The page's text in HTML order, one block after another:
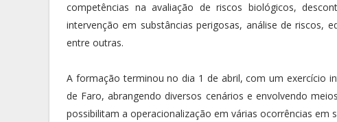
competências na avaliação de riscos biológicos,
intervenção em substâncias perigosas, análise de riscos,
entre outras.
A formação terminou no dia 1 de abril, com um exercício
de Faro, abrangendo diversos cenários e envolvendo
possibilitam a operacionalização em várias ocorrências em